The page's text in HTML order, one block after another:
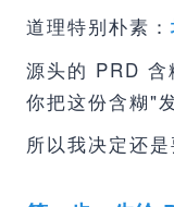
道理特别朴素：
源头的 PRD
你把这份含糊"
所以我决定还是